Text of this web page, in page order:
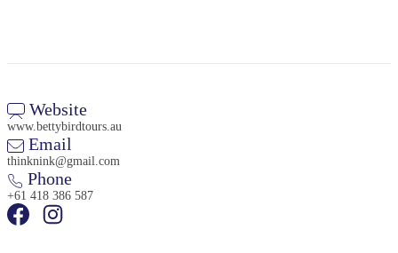
ご
旅
行
を
画
Website
www.bettybirdtours.au
Email
thinknink@gmail.com
Phone
+61 418 386 587